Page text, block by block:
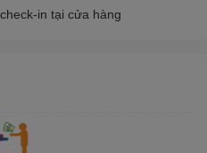
in tại cửa hàng